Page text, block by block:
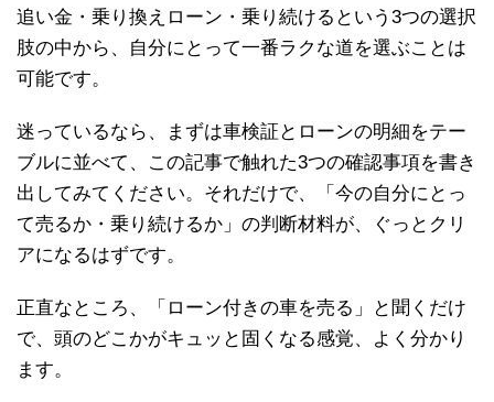
追い金・乗り換えローン・乗り続けるという3つの選択
肢の中から、自分にとって一番ラクな道を選ぶことは
可能です。
迷っているなら、まずは車検証とローンの明細をテー
ブルに並べて、この記事で触れた3つの確認事項を書き
出してみてください。それだけで、「今の自分にとっ
て売るか・乗り続けるか」の判断材料が、ぐっとクリ
アになるはずです。
正直なところ、「ローン付きの車を売る」と聞くだけ
で、頭のどこかがキュッと固くなる感覚、よく分かり
ます。